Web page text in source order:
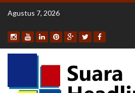
Skip
Agustus 7, 2026